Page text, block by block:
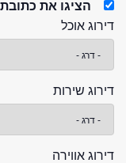
הציגו את
דירוג אוכל
דירוג שירות
דירוג אווירה